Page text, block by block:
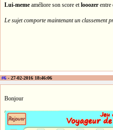
Lui-meme améliore son score et looozer entre
Le sujet comporte maintenant un classement
#6 - 27-02-2016 18:46:06
Bonjour